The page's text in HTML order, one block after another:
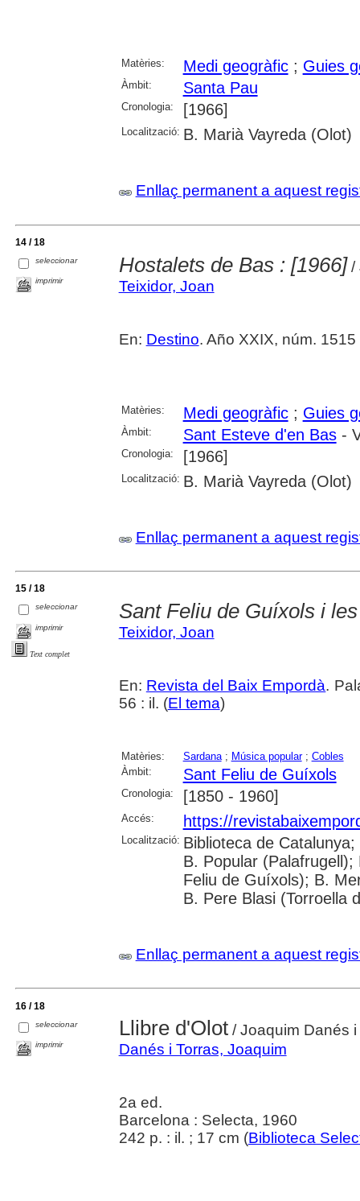
Matèries: Medi geogràfic; Guies
Àmbit: Santa Pau
Cronologia: [1966]
Localització: B. Marià Vayreda (Olot)
Enllaç permanent a aquest
14 / 18
seleccionar
imprimir
Hostalets de Bas : [1966]/
Teixidor, Joan
En: Destino. Año XXIX, núm.
Matèries: Medi geogràfic; Guies
Àmbit: Sant Esteve d'en Bas-
Cronologia: [1966]
Localització: B. Marià Vayreda (Olot)
Enllaç permanent a aquest
15 / 18
seleccionar
imprimir
Text complet
Sant Feliu de Guíxols i
Teixidor, Joan
En: Revista del Baix Empordà.
56 : il. (El tema)
Matèries: Sardana; Música popular; Cobles
Àmbit:
Sant Feliu de Guíxols
Cronologia: [1850 - 1960]
Accés: https://
Localització: Biblioteca de
B. Popular
Feliu de Guíxols); B.
B. Pere Blasi (Torroella
Enllaç permanent a aquest
16 / 18
seleccionar
imprimir
Llibre d'Olot/ Joaquim Danés i
Danés i Torras, Joaquim
2a ed.
Barcelona : Selecta, 1960
242 p. : il. ; 17 cm (Biblioteca